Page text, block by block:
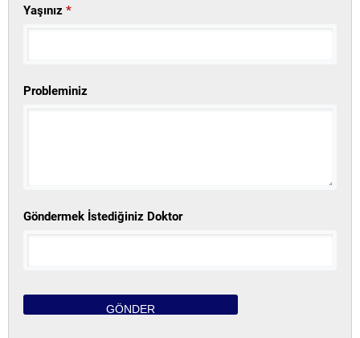
Yaşınız *
Probleminiz
Göndermek İstediğiniz Doktor